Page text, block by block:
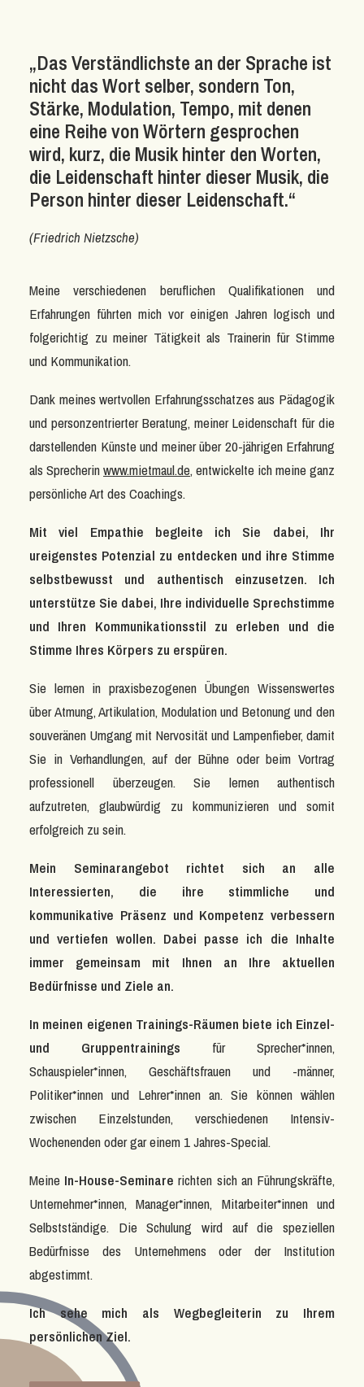
„Das Verständlichste an der Sprache ist
nicht das Wort selber, sondern Ton,
Stärke, Modulation, Tempo, mit denen
eine Reihe von Wörtern gesprochen
wird, kurz, die Musik hinter den Worten,
die Leidenschaft hinter dieser Musik, die
Person hinter dieser Leidenschaft.“
(Friedrich Nietzsche)
Meine verschiedenen beruflichen Qualifikationen und
Erfahrungen führten mich vor einigen Jahren logisch und
folgerichtig zu meiner Tätigkeit als Trainerin für Stimme
und Kommunikation.
Dank meines wertvollen Erfahrungsschatzes aus Pädagogik
und personzentrierter Beratung, meiner Leidenschaft für die
darstellenden Künste und meiner über 20-jährigen Erfahrung
als Sprecherinwww.mietmaul.de, entwickelte ich meine ganz
persönliche Art des Coachings.
Mit viel Empathie begleite ich Sie dabei, Ihr
ureigenstes Potenzial zu entdecken und ihre Stimme
selbstbewusst und authentisch einzusetzen. Ich
unterstütze Sie dabei, Ihre individuelle Sprechstimme
und Ihren Kommunikationsstil zu erleben und die
Stimme Ihres Körpers zu erspüren.
Sie lernen in praxisbezogenen Übungen Wissenswertes
über Atmung, Artikulation, Modulation und Betonung und den
souveränen Umgang mit Nervosität und Lampenfieber, damit
Sie in Verhandlungen, auf der Bühne oder beim Vortrag
professionell überzeugen. Sie lernen authentisch
aufzutreten, glaubwürdig zu kommunizieren und somit
erfolgreich zu sein.
Mein Seminarangebot richtet sich an alle
Interessierten, die ihre stimmliche und
kommunikative Präsenz und Kompetenz verbessern
und vertiefen wollen. Dabei passe ich die Inhalte
immer gemeinsam mit Ihnen an Ihre aktuellen
Bedürfnisse und Ziele an.
In meinen eigenen Trainings-Räumen biete ich Einzel-
und Gruppentrainings für Sprecher*innen,
Schauspieler*innen, Geschäftsfrauen und -männer,
Politiker*innen und Lehrer*innen an. Sie können wählen
zwischen Einzelstunden, verschiedenen Intensiv-
Wochenenden oder gar einem 1 Jahres-Special.
Meine In-House-Seminare richten sich an Führungskräfte,
Unternehmer*innen, Manager*innen, Mitarbeiter*innen und
Selbstständige. Die Schulung wird auf die speziellen
Bedürfnisse des Unternehmens oder der Institution
abgestimmt.
Ich sehe mich als Wegbegleiterin zu Ihrem
persönlichen Ziel.